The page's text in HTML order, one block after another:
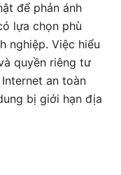
để phản ánh
lựa chọn phù
nghiệp. Việc hiểu
quyền riêng tư
an toàn
bị giới hạn địa